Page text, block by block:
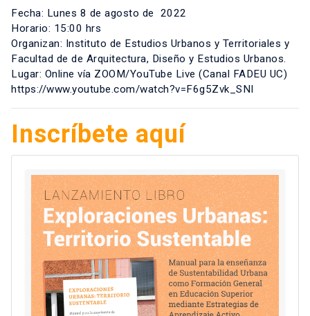
Fecha: Lunes 8 de agosto de 2022
Horario: 15:00 hrs
Organizan: Instituto de Estudios Urbanos y Territoriales y
Facultad de de Arquitectura, Diseño y Estudios Urbanos.
Lugar: Online vía ZOOM/YouTube Live (Canal FADEU UC)
https://www.youtube.com/watch?v=F6g5Zvk_SNI
Inscríbete aquí